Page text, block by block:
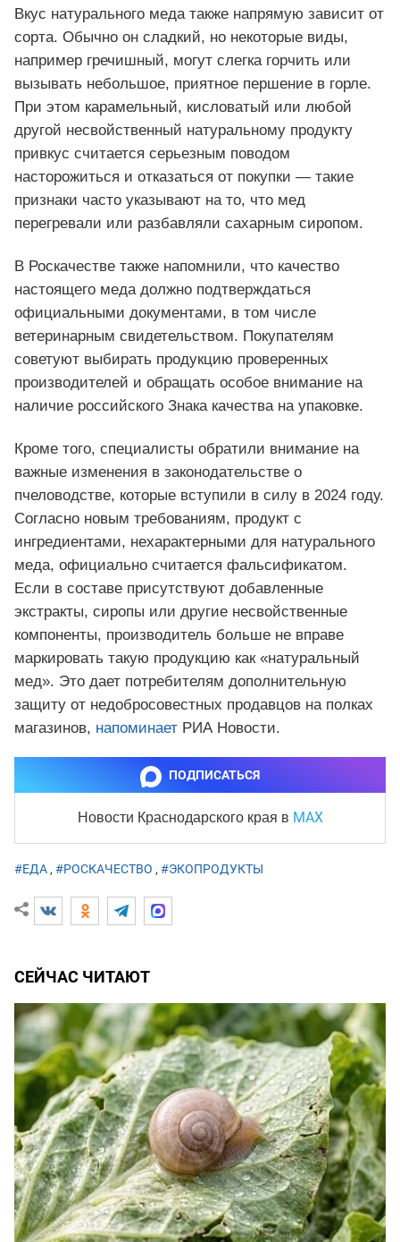
Вкус натурального меда также напрямую зависит от
сорта. Обычно он сладкий, но некоторые виды,
например гречишный, могут слегка горчить или
вызывать небольшое, приятное першение в горле.
При этом карамельный, кисловатый или любой
другой несвойственный натуральному продукту
привкус считается серьезным поводом
насторожиться и отказаться от покупки — такие
признаки часто указывают на то, что мед
перегревали или разбавляли сахарным сиропом.
В Роскачестве также напомнили, что качество
настоящего меда должно подтверждаться
официальными документами, в том числе
ветеринарным свидетельством. Покупателям
советуют выбирать продукцию проверенных
производителей и обращать особое внимание на
наличие российского Знака качества на упаковке.
Кроме того, специалисты обратили внимание на
важные изменения в законодательстве о
пчеловодстве, которые вступили в силу в 2024 году.
Согласно новым требованиям, продукт с
ингредиентами, нехарактерными для натурального
меда, официально считается фальсификатом.
Если в составе присутствуют добавленные
экстракты, сиропы или другие несвойственные
компоненты, производитель больше не вправе
маркировать такую продукцию как «натуральный
мед». Это дает потребителям дополнительную
защиту от недобросовестных продавцов на полках
магазинов, напоминает РИА Новости.
ПОДПИСАТЬСЯ
Новости Краснодарского края в MAX
#ЕДА, #РОСКАЧЕСТВО , #ЭКОПРОДУКТЫ
СЕЙЧАС ЧИТАЮТ